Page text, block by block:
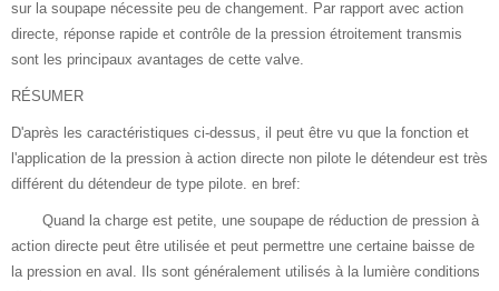
sur la soupape nécessite peu de changement. Par rapport avec action
directe, réponse rapide et contrôle de la pression étroitement transmis
sont les principaux avantages de cette valve.
RÉSUMER
D'après les caractéristiques ci-dessus, il peut être vu que la fonction et
l'application de la pression à action directe non pilote le détendeur est très
différent du détendeur de type pilote. en bref:
Quand la charge est petite, une soupape de réduction de pression à
action directe peut être utilisée et peut permettre une certaine baisse de
la pression en aval. Ils sont généralement utilisés à la lumière conditions